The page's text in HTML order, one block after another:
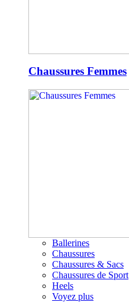
Chaussures Femmes
Ballerines
Chaussures
Chaussures & Sacs
Chaussures de Sport
Heels
Voyez plus